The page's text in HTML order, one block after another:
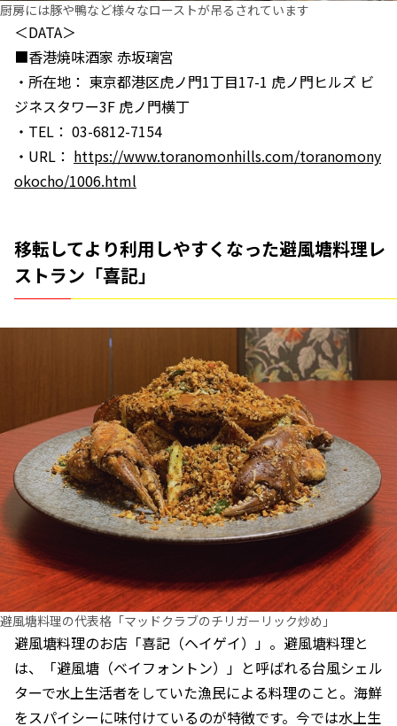
厨房には豚や鴨など様々なローストが吊るされています
＜DATA＞
■香港焼味酒家 赤坂璃宮
・所在地： 東京都港区虎ノ門1丁目17-1 虎ノ門ヒルズ ビ
ジネスタワー3F 虎ノ門横丁
・TEL： 03-6812-7154
・URL： https://www.toranomonhills.com/toranomony
okocho/1006.html
移転してより利用しやすくなった避風塘料理レ
ストラン「喜記」
避風塘料理の代表格「マッドクラブのチリガーリック炒め」
避風塘料理のお店「喜記（ヘイゲイ）」。避風塘料理と
は、「避風塘（ベイフォントン）」と呼ばれる台風シェル
ターで水上生活者をしていた漁民による料理のこと。海鮮
をスパイシーに味付けているのが特徴です。今では水上生